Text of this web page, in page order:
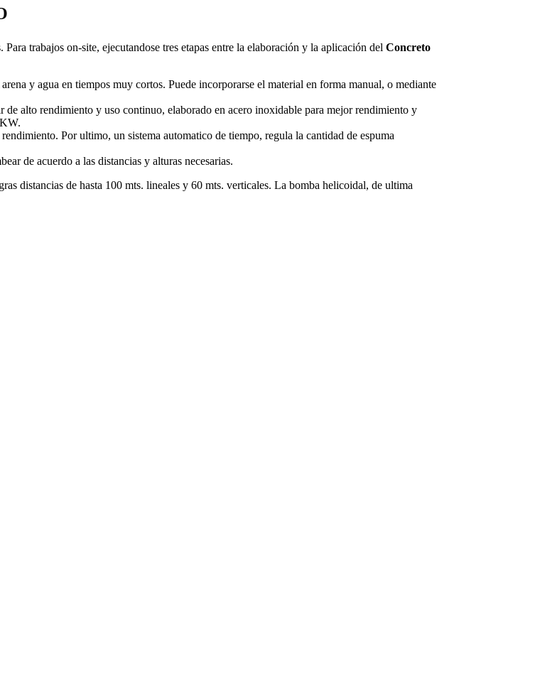
Para trabajos on-site, ejecutandose tres etapas entre la elaboración y la aplicación del Concreto
y agua en tiempos muy cortos. Puede incorporarse el material en forma manual, o mediante
de alto rendimiento y uso continuo, elaborado en acero inoxidable para mejor rendimiento y
Por ultimo, un sistema automatico de tiempo, regula la cantidad de espuma
de acuerdo a las distancias y alturas necesarias.
distancias de hasta 100 mts. lineales y 60 mts. verticales. La bomba helicoidal, de ultima